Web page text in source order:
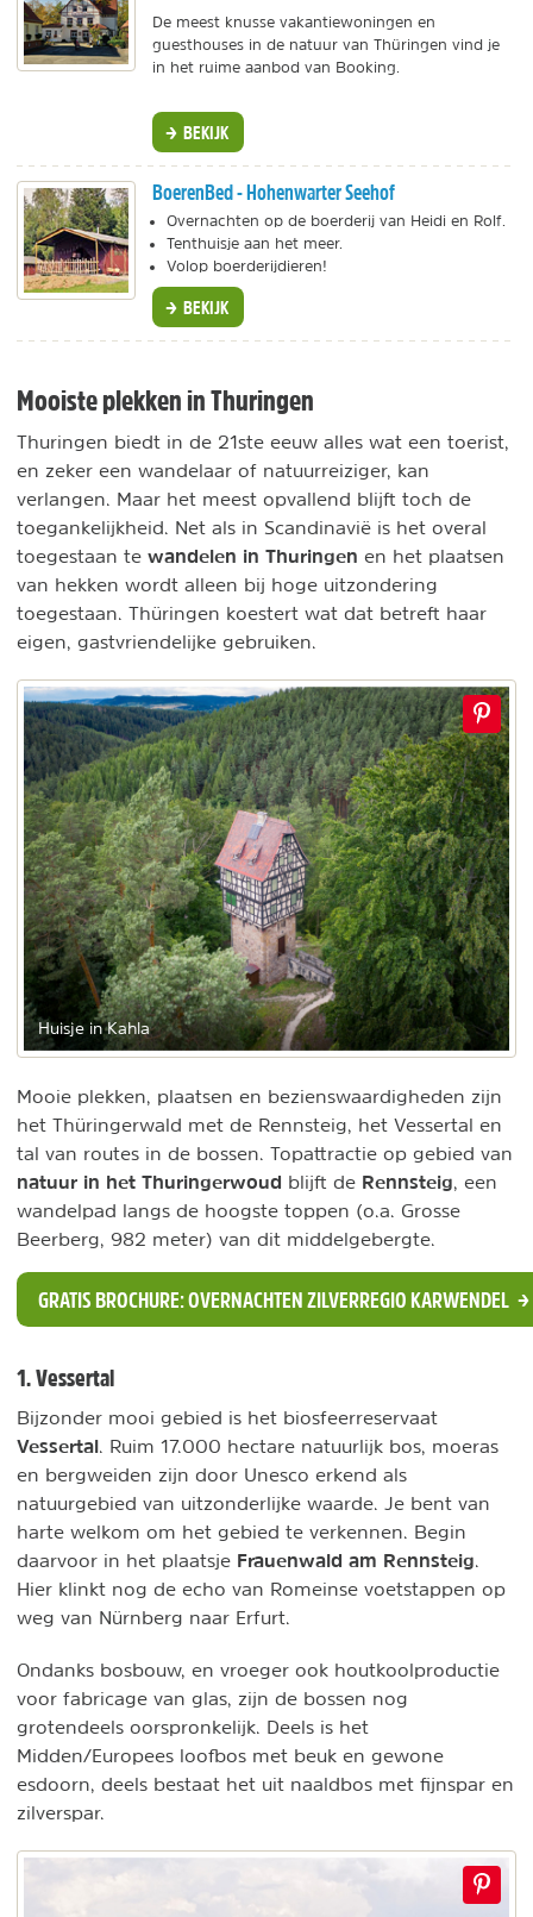
De meest knusse vakantiewoningen en
guesthouses in de natuur van Thüringen vind je
in het ruime aanbod van Booking.
BEKIJK
BoerenBed - Hohenwarter Seehof
Overnachten op de boerderij van Heidi en Rolf.
Tenthuisje aan het meer.
Volop boerderijdieren!
BEKIJK
Mooiste plekken in Thuringen
Thuringen biedt in de 21ste eeuw alles wat een toerist,
en zeker een wandelaar of natuurreiziger, kan
verlangen. Maar het meest opvallend blijft toch de
toegankelijkheid. Net als in Scandinavië is het overal
toegestaan te wandelen in Thuringen en het plaatsen
van hekken wordt alleen bij hoge uitzondering
toegestaan. Thüringen koestert wat dat betreft haar
eigen, gastvriendelijke gebruiken.
Huisje in Kahla
Mooie plekken, plaatsen en bezienswaardigheden zijn
het Thüringerwald met de Rennsteig, het Vessertal en
tal van routes in de bossen. Topattractie op gebied van
natuur in het Thuringerwoud blijft de Rennsteig, een
wandelpad langs de hoogste toppen (o.a. Grosse
Beerberg, 982 meter) van dit middelgebergte.
GRATIS BROCHURE: OVERNACHTEN ZILVERREGIO KARWENDEL
1. Vessertal
Bijzonder mooi gebied is het biosfeerreservaat
Vessertal. Ruim 17.000 hectare natuurlijk bos, moeras
en bergweiden zijn door Unesco erkend als
natuurgebied van uitzonderlijke waarde. Je bent van
harte welkom om het gebied te verkennen. Begin
daarvoor in het plaatsje Frauenwald am Rennsteig.
Hier klinkt nog de echo van Romeinse voetstappen op
weg van Nürnberg naar Erfurt.
Ondanks bosbouw, en vroeger ook houtkoolproductie
voor fabricage van glas, zijn de bossen nog
grotendeels oorspronkelijk. Deels is het
Midden/Europees loofbos met beuk en gewone
esdoorn, deels bestaat het uit naaldbos met fijnspar en
zilverspar.